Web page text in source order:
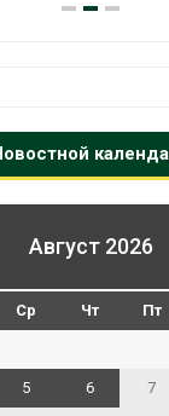
Август 2026
Ср Чт Пт
5 6 7